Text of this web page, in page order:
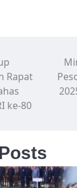
Rapat
ke-80